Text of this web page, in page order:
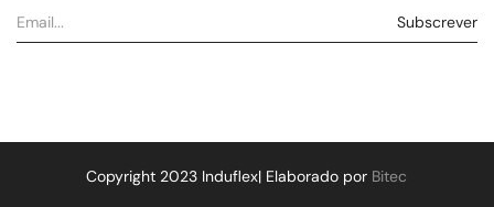
Copyright 2023 Induflex| Elaborado por Bitec